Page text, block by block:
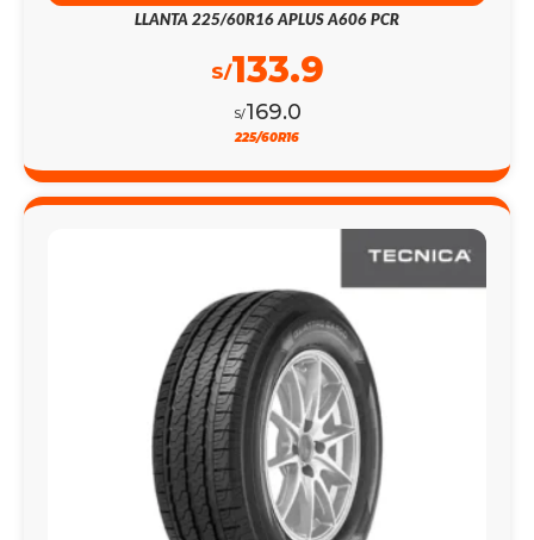
LLANTA 225/60R16 APLUS A606 PCR
S/169.0
S/133.9
225/60R16